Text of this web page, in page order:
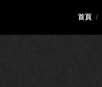
首頁